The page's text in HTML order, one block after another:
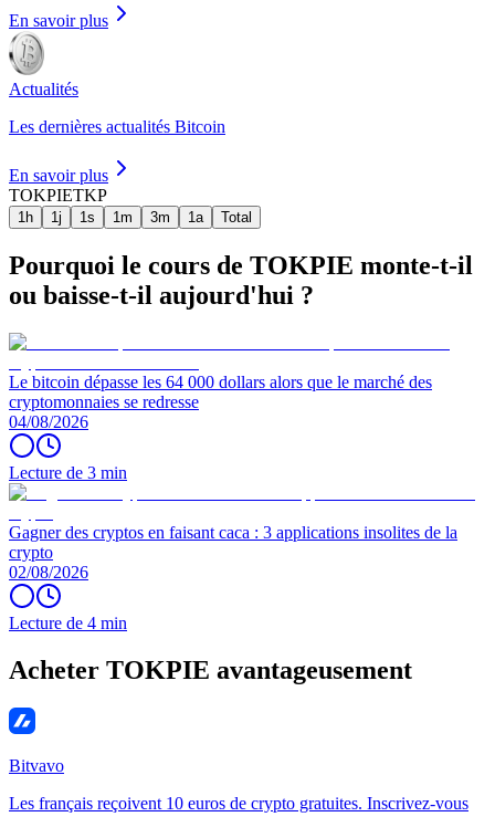
En savoir plus
Actualités
Les dernières actualités Bitcoin
En savoir plus
TOKPIETKP
1h 1j 1s 1m 3m 1a Total
Pourquoi le cours de TOKPIE monte-t-il
ou baisse-t-il aujourd'hui ?
Le bitcoin dépasse les 64 000 dollars alors que le marché des
cryptomonnaies se redresse
04/08/2026
Lecture de 3 min
Gagner des cryptos en faisant caca : 3 applications insolites de la
crypto
02/08/2026
Lecture de 4 min
Acheter TOKPIE avantageusement
Bitvavo
Les français reçoivent 10 euros de crypto gratuites. Inscrivez-vous